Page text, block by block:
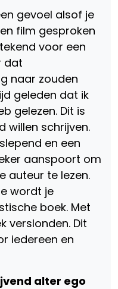
gevoel alsof je
film gesproken
voor een
dat
naar zouden
geleden dat ik
gelezen. Dit is
willen schrijven.
en een
aanspoort om
auteur te lezen.
wordt je
boek. Met
verslonden. Dit
iedereen en
alter ego